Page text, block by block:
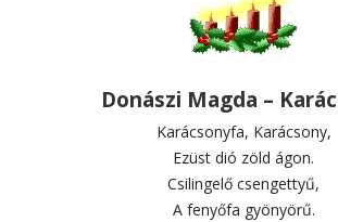
Donászi Magda –
Karácsonyfa, Karácsony,
Ezüst dió zöld ágon.
Csilingelő csengettyű,
A fenyőfa gyönyörű.